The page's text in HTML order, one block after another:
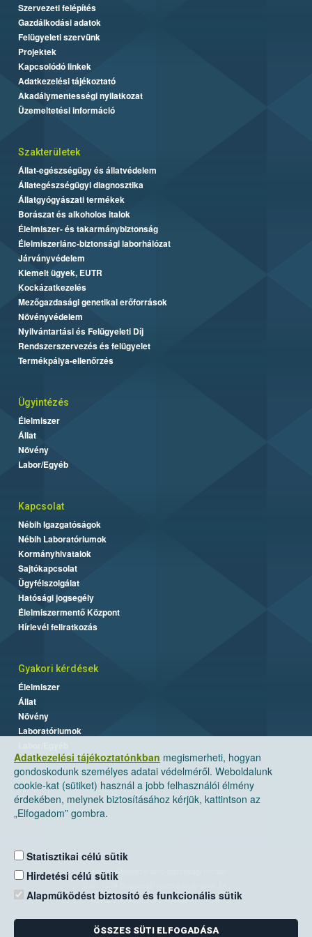
Adatkezelési tájékoztatónkban megismerheti, hogyan
gondoskodunk személyes adatai védelméről. Weboldalunk
cookie-kat (sütiket) használ a jobb felhasználói élmény
érdekében, melynek biztosításához kérjük, kattintson az
„Elfogadom” gombra.
Statisztikai célú sütik
Hirdetési célú sütik
Alapműködést biztosító és funkcionális sütik
ÖSSZES SÜTI ELFOGADÁSA
Szervezeti felépítés
Gazdálkodási adatok
Felügyeleti szervünk
Projektek
Kapcsolódó linkek
Adatkezelési tájékoztató
Akadálymentességi nyilatkozat
Üzemeltetési információ
Szakterületek
Állat-egészségügy és állatvédelem
Állategészségügyi diagnosztika
Állatgyógyászati termékek
Borászat és alkoholos italok
Élelmiszer- és takarmánybiztonság
Élelmiszerlánc-biztonsági laborhálózat
Járványvédelem
Kiemelt ügyek, EUTR
Kockázatkezelés
Mezőgazdasági genetikai erőforrások
Növényvédelem
Nyilvántartási és Felügyeleti Díj
Rendszerszervezés és felügyelet
Termékpálya-ellenőrzés
Ügyintézés
Élelmiszer
Állat
Növény
Labor/Egyéb
Kapcsolat
Nébih Igazgatóságok
Nébih Laboratóriumok
Kormányhivatalok
Sajtókapcsolat
Ügyfélszolgálat
Hatósági jogsegély
Élelmiszermentő Központ
Hírlevél feliratkozás
Gyakori kérdések
Élelmiszer
Állat
Növény
Laboratóriumok
Nemzeti Élelmiszerlánc-biztonsági Hivatal
Levelezési cím: 1525 Budapest. Pf. 30.